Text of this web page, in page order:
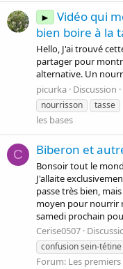
►
Vidéo qui
bien boire à la
Hello, J'ai trouvé
partager pour
alternative. Un
picurka Discussion
nourrisson
tasse
les bases
C Biberon et
Bonsoir tout le
J'allaite
passe très bien,
moyen pour nourrir
samedi prochain
Cerise0507
confusion sein-tétine
Forum: Les